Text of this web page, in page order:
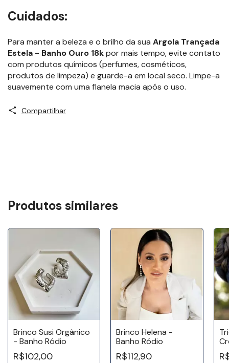
Cuidados:
Para manter a beleza e o brilho da sua Argola Trançada
Estela - Banho Ouro 18kpor mais tempo, evite contato
com produtos químicos (perfumes, cosméticos,
produtos de limpeza) e guarde-a em local seco. Limpe-a
suavemente com uma flanela macia após o uso.
Compartilhar
Produtos similares
Brinco Susi Orgânico
- Banho Ródio
R$102,00
Brinco Helena -
Banho Ródio
R$112,90